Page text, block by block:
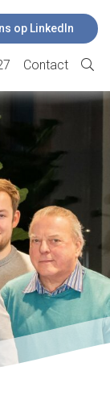
op LinkedIn
Contact